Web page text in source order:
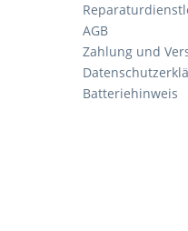
AGB
Zahlung und
Batteriehinweis